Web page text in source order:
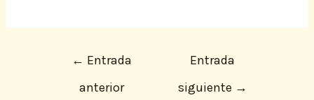
← Entrada
anterior
Entrada
siguiente →